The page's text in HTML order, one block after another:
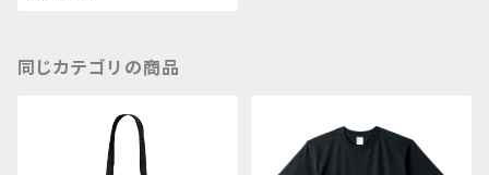
同じカテゴリの商品